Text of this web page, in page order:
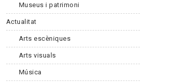
Museus i patrimoni
Actualitat
Arts escèniques
Arts visuals
Música